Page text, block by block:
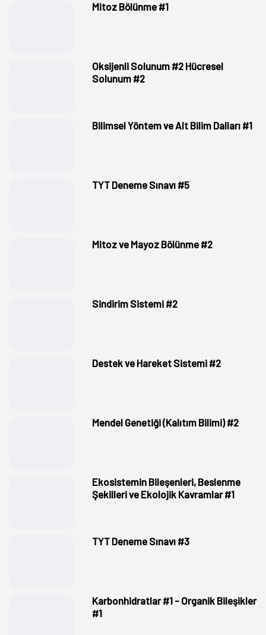
Mitoz Bölünme #1
Oksijenli Solunum #2 Hücresel
Solunum #2
Bilimsel Yöntem ve Alt Bilim Dalları #1
TYT Deneme Sınavı #5
Mitoz ve Mayoz Bölünme #2
Sindirim Sistemi #2
Destek ve Hareket Sistemi #2
Mendel Genetiği (Kalıtım Bilimi) #2
Ekosistemin Bileşenleri, Beslenme
Şekilleri ve Ekolojik Kavramlar #1
TYT Deneme Sınavı #3
Karbonhidratlar #1 - Organik Bileşikler
#1